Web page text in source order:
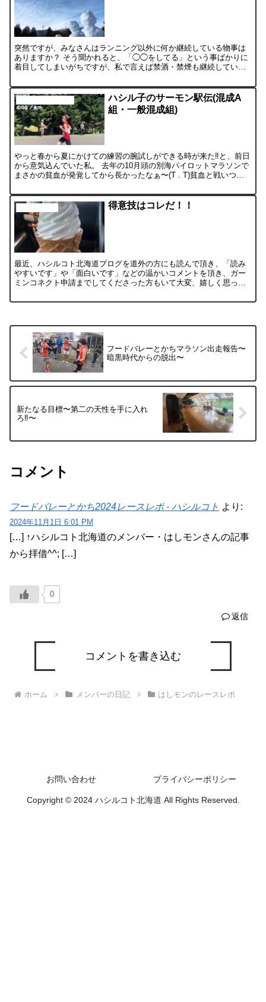
突然ですが、みなさんはランニング以外に何か継続している物事は
ありますか？ そう聞かれると、「◯◯をしてる」という事ばかりに
着目してしまいがちですが、私で言えば禁酒・禁煙も継続してい
ハシル子のサーモン駅伝(混成A
組・一般混成組)
やっと春から夏にかけての練習の腕試しができる時が来た‼︎と、前日
から意気込んでいた私。 去年の10月頭の別海パイロットマラソンで
まさかの貧血が発覚してから長かったなぁ〜(T . T)貧血と戦いつつ
得意技はコレだ！！
最近、ハシルコト北海道ブログを道外の方にも読んで頂き、「読み
やすいです」や「面白いです」などの温かいコメントを頂き、ガー
ミンコネクト申請までしてくださった方もいて大変、嬉しく思って
フードバレーとかちマラソン出走報告〜
暗黒時代からの脱出〜
新たなる目標〜第二の天性を手に入れ
ろ‼︎〜
コメント
フードバレーとかち2024レースレポ - ハシルコト より:
2024年11月1日 6:01 PM
[…] ↑ハシルコト北海道のメンバー・はしモンさんの記事
から拝借^^; […]
0
返信
コメントを書き込む
ホーム メンバーの日記 はしモンのレースレポ
お問い合わせ プライバシーポリシー
Copyright © 2024 ハシルコト北海道 All Rights Reserved.